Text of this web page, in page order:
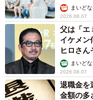
時の補助金に加えて「
した。
走行距離課税が導入さ
といったお得感がなく
それがあります。
まいど
2026.08.07
父は「エ
イケメン
ヒロさん
まいど
2026.08.07
退職金を
金額の多